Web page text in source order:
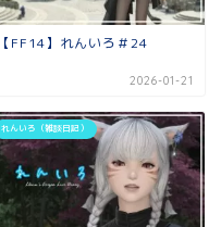
【FF14】れんいろ＃24
2026-01-21
れんいろ（雑談日記）